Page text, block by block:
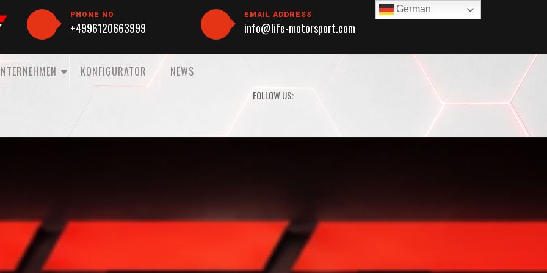
PHONE NO
+4996120663999
EMAIL ADDRESS
info@life-motorsport.com
KONFIGURATOR NEWS
FOLLOW US:
German